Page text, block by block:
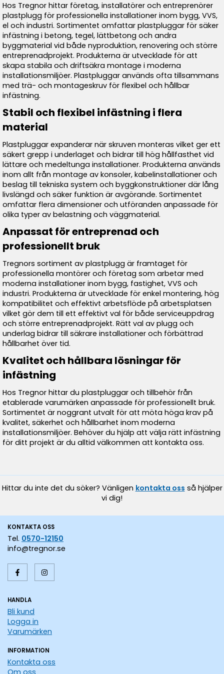
Hos Tregnor hittar företag, installatörer och entreprenörer
plastplugg för professionella installationer inom bygg, VVS,
el och industri. Sortimentet omfattar plastpluggar för säker
infästning i betong, tegel, lättbetong och andra
byggmaterial vid både nyproduktion, renovering och större
entreprenadprojekt. Produkterna är utvecklade för att
skapa stabila och driftsäkra montage i moderna
installationsmiljöer. Plastpluggar används ofta tillsammans
med trä- och montageskruv för flexibel och hållbar
infästning.
Stabil och flexibel infästning i flera
material
Plastpluggar expanderar när skruven monteras vilket ger ett
säkert grepp i underlaget och bidrar till hög hållfasthet vid
lättare och medeltunga installationer. Produkterna används
inom allt från montage av konsoler, kabelinstallationer och
beslag till tekniska system och byggkonstruktioner där lång
livslängd och säker funktion är avgörande. Sortimentet
omfattar flera dimensioner och utföranden anpassade för
olika typer av belastning och väggmaterial.
Anpassat för entreprenad och
professionellt bruk
Tregnors sortiment av plastplugg är framtaget för
professionella montörer och företag som arbetar med
moderna installationer inom bygg, fastighet, VVS och
industri. Produkterna är utvecklade för enkel montering, hög
kompatibilitet och effektivt arbetsflöde på arbetsplatsen
vilket gör dem till ett effektivt val för både serviceuppdrag
och större entreprenadprojekt. Rätt val av plugg och
underlag bidrar till säkrare installationer och förbättrad
hållbarhet över tid.
Kvalitet och hållbara lösningar för
infästning
Hos Tregnor hittar du plastpluggar och tillbehör från
etablerade varumärken anpassade för professionellt bruk.
Sortimentet är noggrant utvalt för att möta höga krav på
kvalitet, säkerhet och hållbarhet inom moderna
installationsmiljöer. Behöver du hjälp att välja rätt infästning
för ditt projekt är du alltid välkommen att kontakta oss.
Hittar du inte det du söker? Vänligen kontakta oss så hjälper
vi dig!
KONTAKTA OSS
Tel. 0570-12150
info@tregnor.se
HANDLA
Bli kund
Logga in
Varumärken
INFORMATION
Kontakta oss
Om oss